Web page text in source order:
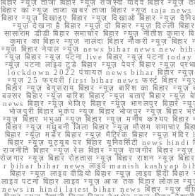
बिहार न्यूज़ ताजा बिहार न्यूज़ तेजस्वी यादव बिहार न्यूज़
बिहार का न्यूज़ ताजा खबर ताजा बिहार न्यूज़ taja news
बिहार न्यूज़ दिखाइए बिहार न्यूज़ दिखाओ बिहार न्यूज़
न्यूज़ देखना है बिहार न्यूज़ दो बिहार न्यूज़ दिल्ली
सासाराम डीडी बिहार समाचार बिहार न्यूज़ नीतीश कुमार
कुमार का बिहार न्यूज़ नालंदा बिहार नौकरी न्यूज़ बिहार
न्यूज़ बिहार नेपाल न्यूज़ news bihar news new
न्यूज़ बिहार न्यूज़ पटना live बिहार न्यूज़ पटना today
न्यूज़ पटना लाइव टुडे बिहार न्यूज़ पेपर बिहार न्यूज़
lockdown 2022 पंचायत news bihar बिहार न्यूज़
न्यूज़ 25 फरवरी first bihar news फर्स्ट बिहार
बिहार न्यूज़ बेगूसराय बिहार न्यूज़ बारिश का बिहार न्यूज़
बक्सर बिहार न्यूज़ बारिश बिहार न्यूज़ बताएं बिहार न्यूज़
news बिहार न्यूज़ भेजिए बिहार न्यूज़ भागलपुर बिहार
भोजपुरी बिहार भूकंप न्यूज़ बिहार भोजपुर न्यूज़ बिहार
न्यूज़ बिहार भभुआ न्यूज़ बिहार न्यूज़ मनीष कश्यप
बिहार न्यूज़ मधुबनी जिला बिहार न्यूज़ मौसम समाचार
बिहार न्यूज़ मर्डर बिहार न्यूज़ मैट्रिक बिहार न्यूज़
बिहार न्यूज़ यूट्यूब पर बिहार यूनिवर्सिटी news hindi
राजनीति बिहार न्यूज़ रेल बिहार न्यूज़ राजगीर बिहार
रोजगार न्यूज़ बिहार रोहतास न्यूज़ बिहार राशन न्यूज़
r bihar bihar news लाइव manish kashyap
बिहार न्यूज़ लाइव वीडियो बिहार न्यूज़ लाइव हिंदी
लाइव पटना बिहार लाइव न्यूज़ आज तक बिहार लोकल
news in hindi latest bihar news बिहार न्यूज़